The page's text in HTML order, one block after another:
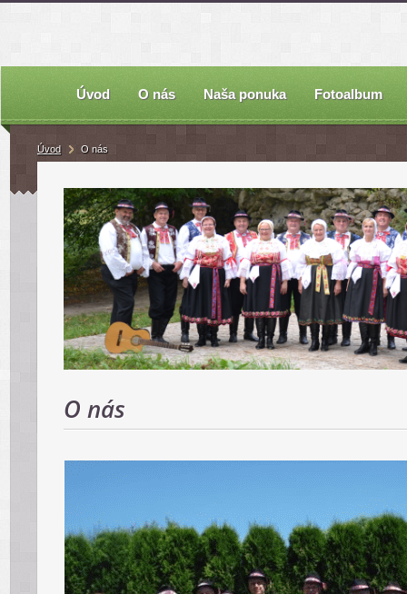
Úvod O nás Naša ponuka Fotoalbum
Úvod O nás
O nás